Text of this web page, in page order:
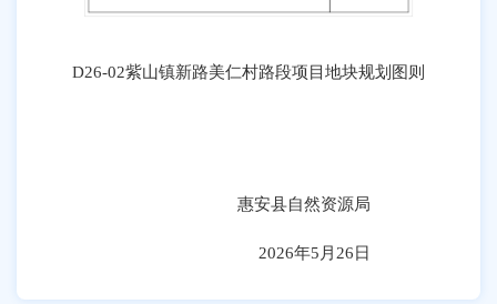
D26-02紫山镇新路美仁村路段项目地块规划图则
惠安县自然资源局
2026年5 月 26日